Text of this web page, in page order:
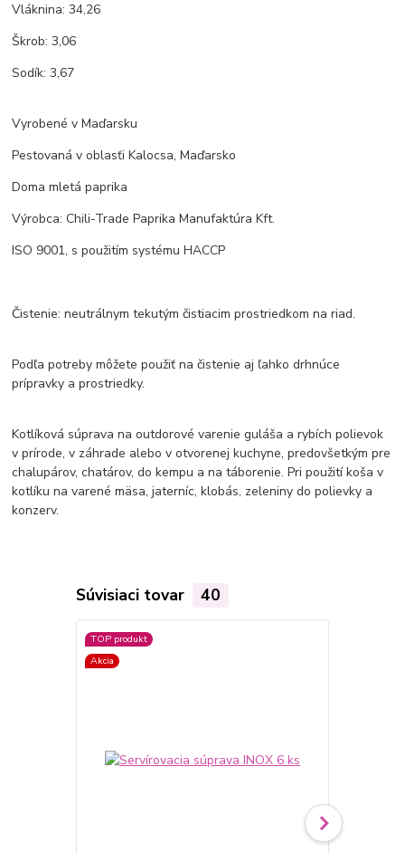
Vláknina: 34,26
Škrob: 3,06
Sodík: 3,67
Vyrobené v Maďarsku
Pestovaná v oblasťi Kalocsa, Maďarsko
Doma mletá paprika
Výrobca: Chili-Trade Paprika Manufaktúra Kft.
ISO 9001, s použitím systému HACCP
Čistenie: neutrálnym tekutým čistiacim prostriedkom na riad.
Podľa potreby môžete použiť na čistenie aj ľahko drhnúce
prípravky a prostriedky.
Kotlíková súprava na outdorové varenie guláša a rybích polievok
v prírode, v záhrade alebo v otvorenej kuchyne, predovšetkým pre
chalupárov, chatárov, do kempu a na táborenie. Pri použití koša v
kotlíku na varené mäsa, jaterníc, klobás, zeleniny do polievky a
konzerv.
Súvisiaci tovar 40
TOP produkt
Akcia